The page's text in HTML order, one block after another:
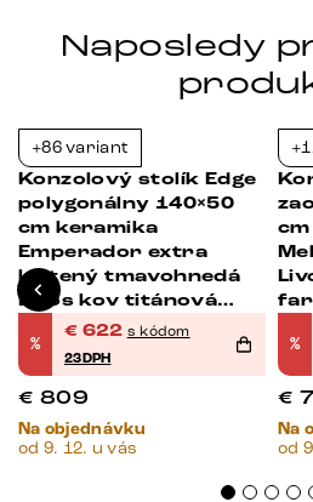
Naposledy
+86 variant
Konzolový stolík Edge
polygonálny 140×50
cm keramika
Emperador extra
leštený tmavohnedá
Livos kov titánová
farba
%
€ 622 s kódom
23DPH
€ 809
Na objednávku
od 9. 12. u vás
%
€
Na
od